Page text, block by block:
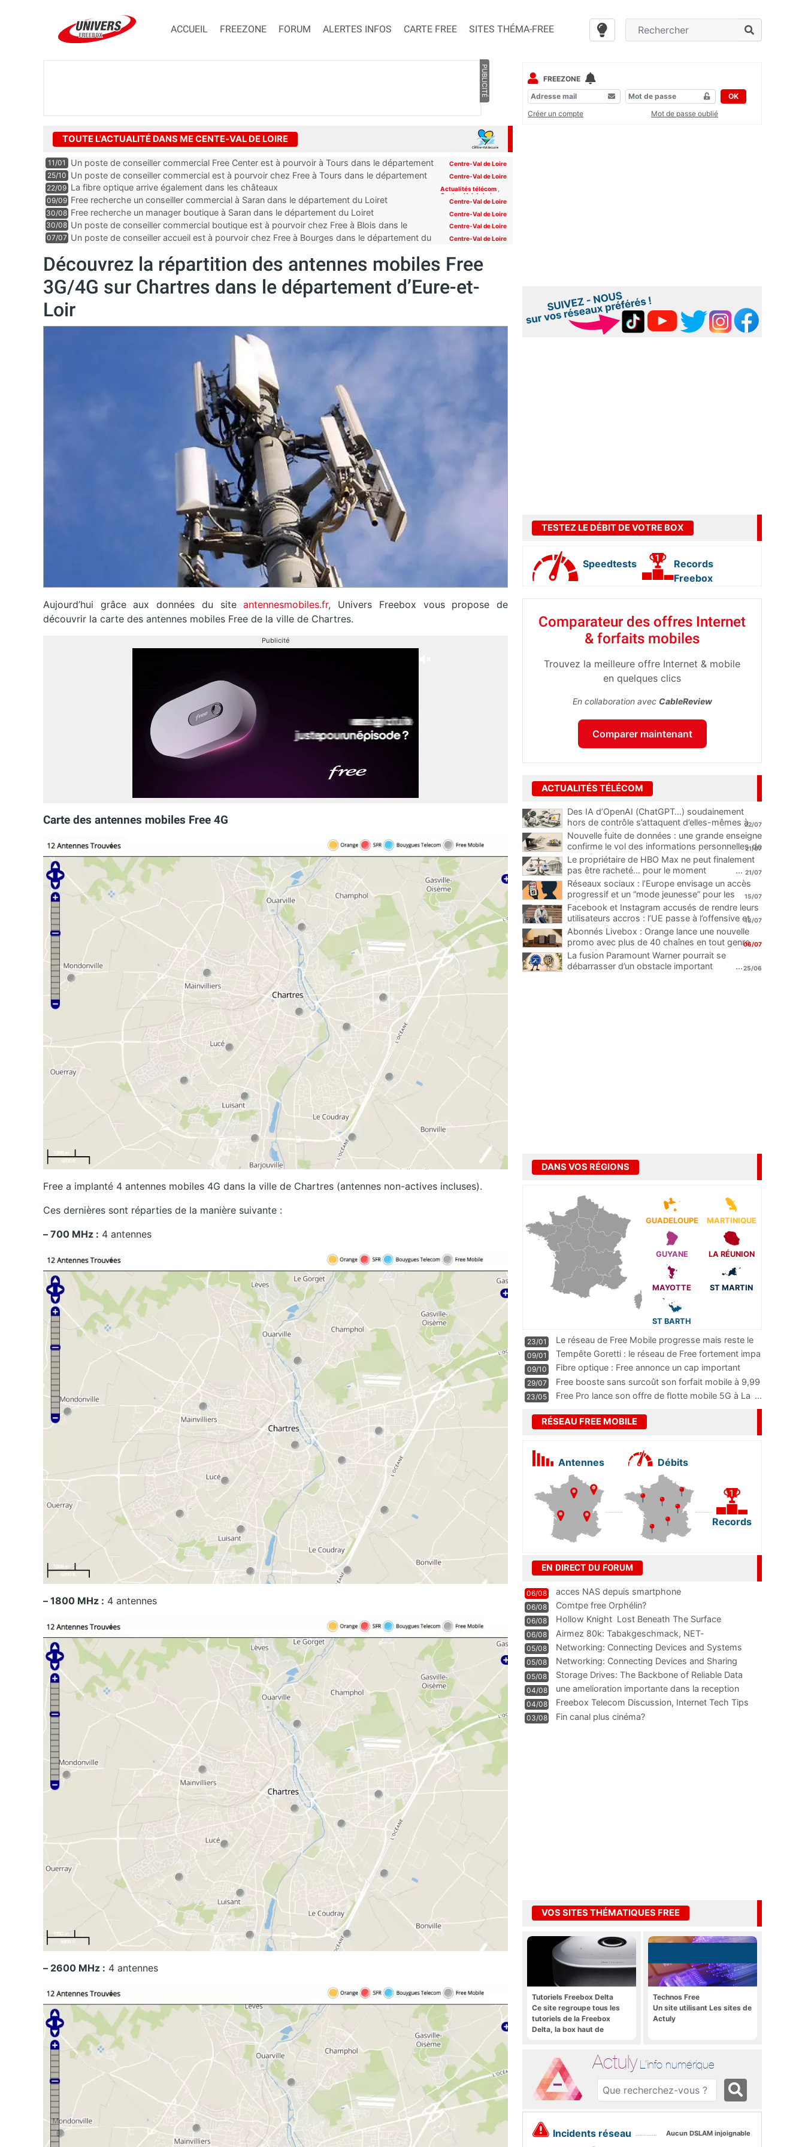
ACCUEIL FREEZONE FORUM ALERTES INFOS CARTE FREE SITES THÉMA-FREE
PUBLICITÉ
TOUTE L'ACTUALITÉ DANS ME CENTE-VAL DE LOIRE
11/01
Un poste de conseiller commercial Free Center est à pourvoir à Tours dans le département
d’Indre-et-Loire
Centre-Val de Loire
25/10 Un poste de conseiller commercial est à pourvoir chez Free à Tours dans le département
d’Indre-et-Loire
Centre-Val de Loire
22/09 La fibre optique arrive également dans les châteaux Actualités télécom
Centre-Val de Loire
09/09 Free recherche un conseiller commercial à Saran dans le département du Loiret Centre-Val de Loire
30/08 Free recherche un manager boutique à Saran dans le département du Loiret Centre-Val de Loire
30/08 Un poste de conseiller commercial boutique est à pourvoir chez Free à Blois dans le
département du Loir-et-Cher
Centre-Val de Loire
07/07 Un poste de conseiller accueil est à pourvoir chez Free à Bourges dans le département du
Centre-Val de Loire
Découvrez la répartition des antennes mobiles Free
3G/4G sur Chartres dans le département d’Eure-et-
Loir
Aujourd’hui grâce aux données du siteantennesmobiles.fr, Univers Freebox vous propose de
découvrir la carte des antennes mobiles Free de la ville de Chartres.
Publicité
Carte des antennes mobiles Free 4G
Free a implanté 4 antennes mobiles 4G dans la ville de Chartres (antennes non-actives incluses).
Ces dernières sont réparties de la manière suivante :
– 700 MHz : 4 antennes
– 1800 MHz : 4 antennes
– 2600 MHz : 4 antennes
FREEZONE
OK
Créer un compte
Mot de passe oublié
TESTEZ LE DÉBIT DE VOTRE BOX
Speedtests
Records
Freebox
Comparateur des offres Internet
& forfaits mobiles
Trouvez la meilleure offre Internet & mobile
en quelques clics
En collaboration avec CableReview
Comparer maintenant
ACTUALITÉS TÉLÉCOM
Des IA d’OpenAI (ChatGPT…) soudainement
hors de contrôle s’attaquent d’elles-mêmes à
une plateforme
...
22/07
Nouvelle fuite de données : une grande enseigne
confirme le vol des informations personnelles de
ses clients
...
21/07
Le propriétaire de HBO Max ne peut finalement
pas être racheté… pour le moment
... 21/07
Réseaux sociaux : l’Europe envisage un accès
progressif et un “mode jeunesse” pour les
mineurs
...
15/07
Facebook et Instagram accusés de rendre leurs
utilisateurs accros : l’UE passe à l’offensive et
menace d’une amende record
...
13/07
Abonnés Livebox : Orange lance une nouvelle
promo avec plus de 40 chaînes en tout genre
pour 1€
06/07
La fusion Paramount Warner pourrait se
débarrasser d’un obstacle important
...25/06
DANS VOS RÉGIONS
GUADELOUPE MARTINIQUE
GUYANE LA RÉUNION
MAYOTTE ST MARTIN
ST BARTH
23/01
Le réseau de Free Mobile progresse mais reste le
m
...
09/01
Tempête Goretti : le réseau de Free fortement impa
09/10
Fibre optique : Free annonce un cap important
pass
...
29/07
Free booste sans surcoût son forfait mobile à 9,99
23/05 Free Pro lance son offre de flotte mobile 5G à La ...
RÉSEAU FREE MOBILE
Antennes Débits
Records
EN DIRECT DU FORUM
06/08 acces NAS depuis smartphone
06/08 Comtpe free Orphélin?
06/08 Hollow Knight  Lost Beneath The Surface
06/08
Airmez 80k: Tabakgeschmack, NET-
Technologie und Leistung im
05/08 Networking: Connecting Devices and Systems
05/08
Networking: Connecting Devices and Sharing
Information
05/08
Storage Drives: The Backbone of Reliable Data
Management
04/08
une amelioration importante dans la reception
WIFI
04/08
Freebox Telecom Discussion, Internet Tech Tips
Communi
03/08 Fin canal plus cinéma?
VOS SITES THÉMATIQUES FREE
Tutoriels Freebox Delta
Ce site regroupe tous les
tutoriels de la Freebox
Delta, la box haut de
Technos Free
Un site utilisant Les sites de
Actuly
Actuly L'info numérique
Incidents réseau Aucun DSLAM injoignable